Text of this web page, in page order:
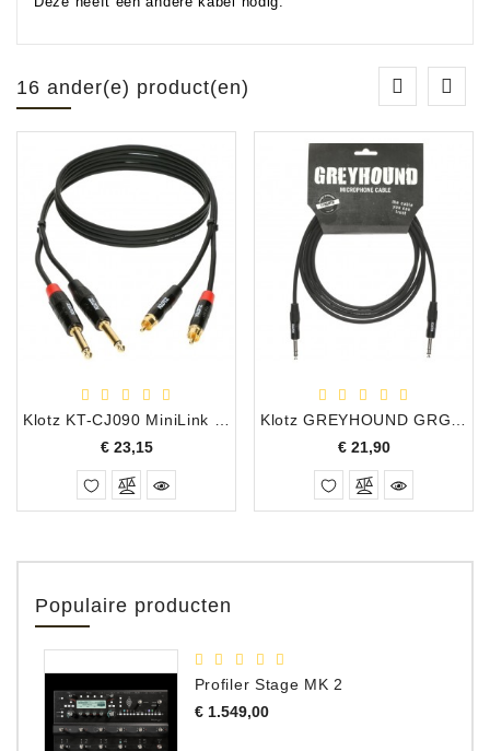
16 ander(e) product(en)
€ 23,15Prijs
€ 21,90Prijs
Populaire producten
Profiler Stage MK 2
€ 1.549,00Prijs